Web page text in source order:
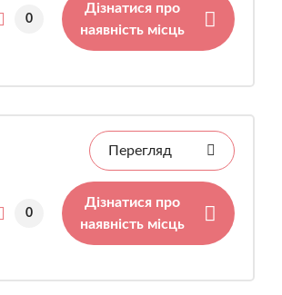
0
Дізнатися про
наявність місць
0
Перегляд
Дізнатися про
наявність місць